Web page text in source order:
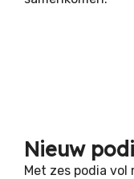
Nieuw
Met zes podia